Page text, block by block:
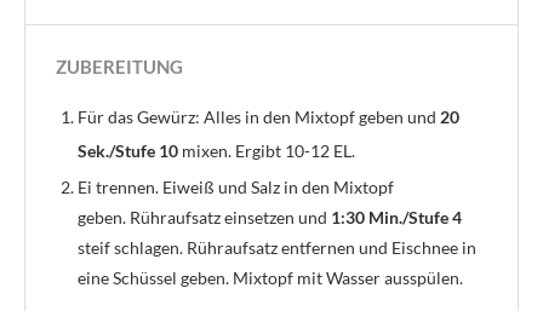
ZUBEREITUNG
Für das Gewürz: Alles in den Mixtopf geben und 20
Sek./Stufe 10 mixen. Ergibt 10-12 EL.
Ei trennen. Eiweiß und Salz in den Mixtopf
geben. Rühraufsatz einsetzen und 1:30 Min./Stufe 4
steif schlagen. Rühraufsatz entfernen und Eischnee in
eine Schüssel geben. Mixtopf mit Wasser ausspülen.